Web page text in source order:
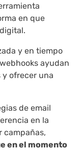
en que
y en tiempo
ayudan
y ofrecer una
de email
en la
campañas,
en el momento